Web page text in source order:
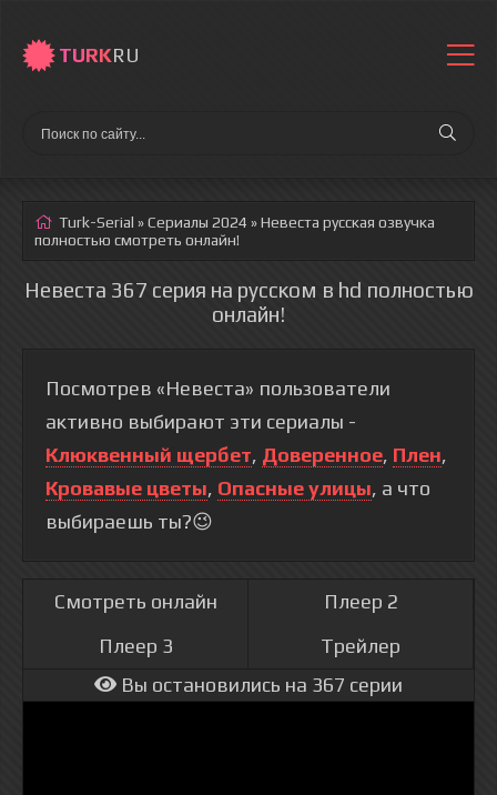
TURKRU
Turk-Serial »Сериалы 2024 » Невеста русская озвучка
полностью смотреть онлайн!
Невеста 367 серия на русском в hd полностью
онлайн!
Посмотрев «Невеста» пользователи
активно выбирают эти сериалы -
Клюквенный щербет, Доверенное, Плен,
Кровавые цветы, Опасные улицы, а что
выбираешь ты?😉
Смотреть онлайн
Плеер 2
Плеер 3
Трейлер
Вы остановились на 367 серии